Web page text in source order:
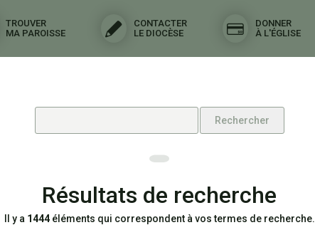
TROUVER
MA PAROISSE
CONTACTER
LE DIOCÈSE
DONNER
À L'ÉGLISE
Résultats de recherche
Il y a 1444éléments qui correspondent à vos termes de recherche.